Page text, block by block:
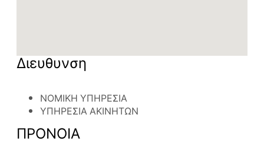
Διευθυνση
ΝΟΜΙΚΗ ΥΠΗΡΕΣΙΑ
ΥΠΗΡΕΣΙΑ ΑΚΙΝΗΤΩΝ
ΠΡΟΝΟΙΑ